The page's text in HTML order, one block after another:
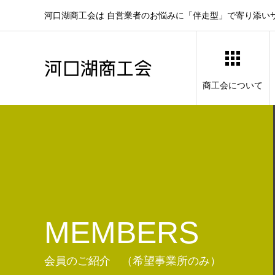
河口湖商工会は 自営業者のお悩みに「伴走型」で寄り添い
商工会について
MEMBERS
会員のご紹介 （希望事業所のみ）